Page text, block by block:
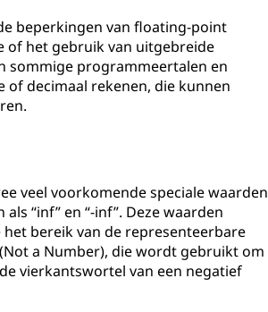
beperkingen van floating-point
of het gebruik van uitgebreide
sommige programmeertalen en
decimaal rekenen, die kunnen
veel voorkomende speciale waarden
“inf” en “-inf”. Deze waarden
bereik van de representeerbare
a Number), die wordt gebruikt om
vierkantswortel van een negatief